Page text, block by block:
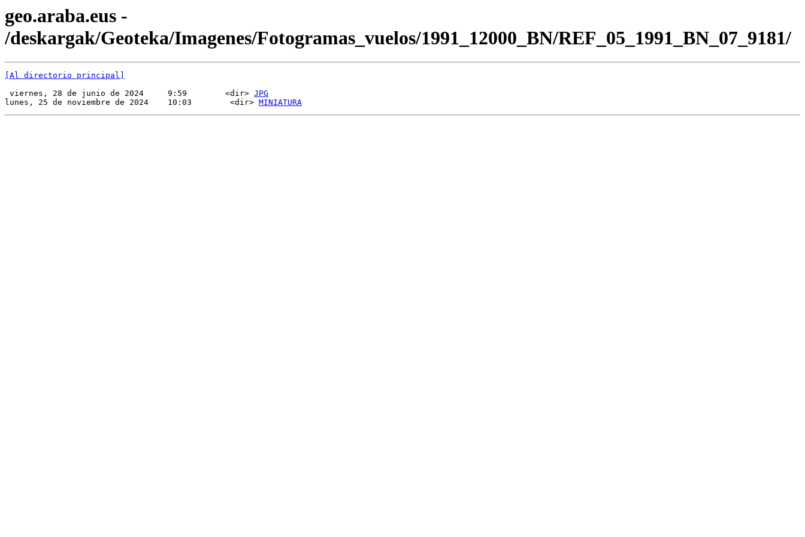
geo.araba.eus -
/deskargak/Geoteka/Imagenes/Fotogramas_vuelos/1991_12000_BN/REF_05_1991_BN_07_9181/
[Al directorio principal]
viernes, 28 de junio de 2024     9:59        <dir> JPG
lunes, 25 de noviembre de 2024    10:03        <dir> MINIATURA